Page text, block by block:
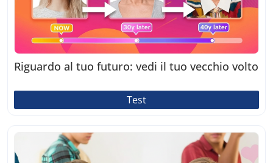
Riguardo al tuo futuro: vedi il tuo vecchio volto
Test